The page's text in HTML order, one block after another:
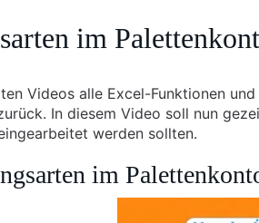
im
Videos alle Excel-Funktionen
In diesem Video soll nun
werden sollten.
im